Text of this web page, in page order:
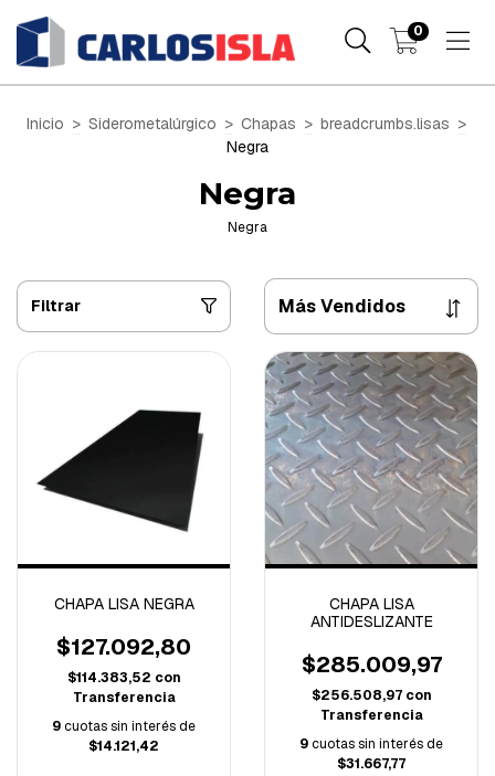
0
Inicio > Siderometalúrgico > Chapas > breadcrumbs.lisas >
Negra
Negra
Negra
Filtrar
CHAPA LISA NEGRA
$127.092,80
$114.383,52 con
Transferencia
9cuotas sin interés de
$14.121,42
CHAPA LISA
ANTIDESLIZANTE
$285.009,97
$256.508,97 con
Transferencia
9cuotas sin interés de
$31.667,77